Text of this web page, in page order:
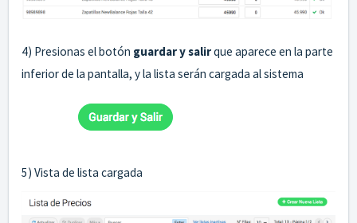
4) Presionas el botón guardar y salirque aparece en la parte
inferior de la pantalla, y la lista serán cargada al sistema
5) Vista de lista cargada